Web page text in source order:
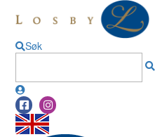
Søk